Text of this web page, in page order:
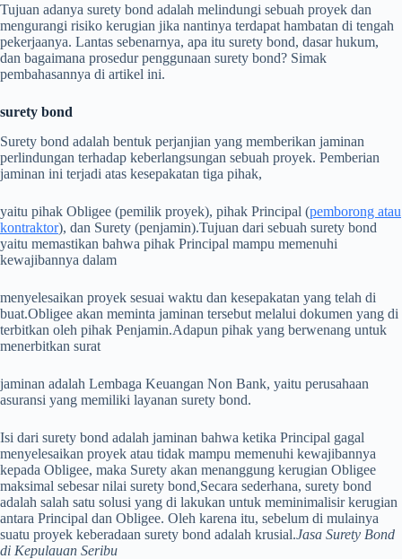
Tujuan adanya surety bond adalah melindungi sebuah proyek dan
mengurangi risiko kerugian jika nantinya terdapat hambatan di tengah
pekerjaanya. Lantas sebenarnya, apa itu surety bond, dasar hukum,
dan bagaimana prosedur penggunaan surety bond? Simak
pembahasannya di artikel ini.
surety bond
Surety bond adalah bentuk perjanjian yang memberikan jaminan
perlindungan terhadap keberlangsungan sebuah proyek. Pemberian
jaminan ini terjadi atas kesepakatan tiga pihak,
yaitu pihak Obligee (pemilik proyek), pihak Principal (pemborong atau
kontraktor), dan Surety (penjamin).Tujuan dari sebuah surety bond
yaitu memastikan bahwa pihak Principal mampu memenuhi
kewajibannya dalam
menyelesaikan proyek sesuai waktu dan kesepakatan yang telah di
buat.Obligee akan meminta jaminan tersebut melalui dokumen yang di
terbitkan oleh pihak Penjamin.Adapun pihak yang berwenang untuk
menerbitkan surat
jaminan adalah Lembaga Keuangan Non Bank, yaitu perusahaan
asuransi yang memiliki layanan surety bond.
Isi dari surety bond adalah jaminan bahwa ketika Principal gagal
menyelesaikan proyek atau tidak mampu memenuhi kewajibannya
kepada Obligee, maka Surety akan menanggung kerugian Obligee
maksimal sebesar nilai surety bond Secara sederhana, surety bond
adalah salah satu solusi yang di lakukan untuk meminimalisir kerugian
antara Principal dan Obligee. Oleh karena itu, sebelum di mulainya
suatu proyek keberadaan surety bond adalah krusial.Jasa Surety Bond
di Kepulauan Seribu